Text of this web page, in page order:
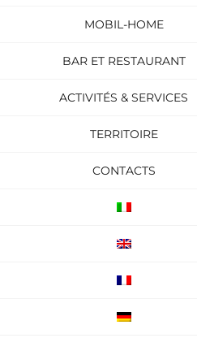
MOBIL-HOME
BAR ET RESTAURANT
ACTIVITÉS & SERVICES
TERRITOIRE
CONTACTS